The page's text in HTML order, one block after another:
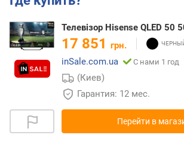
Телевізор Hisense QLED 50
17 851 грн.
inSale.com.ua
С нами 1 год
(Киев)
Гарантия: 12 мес.
Перейти в